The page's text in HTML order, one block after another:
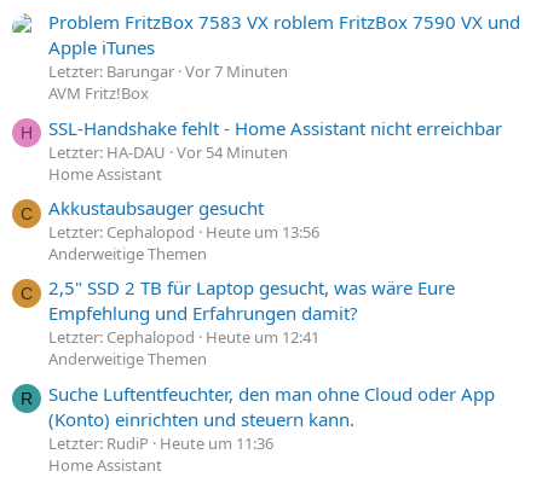
Problem FritzBox 7583 VX roblem FritzBox 7590 VX und
Apple iTunes
Letzter: Barungar Vor 7 Minuten
AVM Fritz!Box
H SSL-Handshake fehlt - Home Assistant nicht erreichbar
Letzter: HA-DAU Vor 54 Minuten
Home Assistant
C Akkustaubsauger gesucht
Letzter: Cephalopod
Heute um 13:56
Anderweitige Themen
C
2,5" SSD 2 TB für Laptop gesucht, was wäre Eure
Empfehlung und Erfahrungen damit?
Letzter: Cephalopod
Heute um 12:41
Anderweitige Themen
R
Suche Luftentfeuchter, den man ohne Cloud oder App
(Konto) einrichten und steuern kann.
Letzter: RudiP
Heute um 11:36
Home Assistant